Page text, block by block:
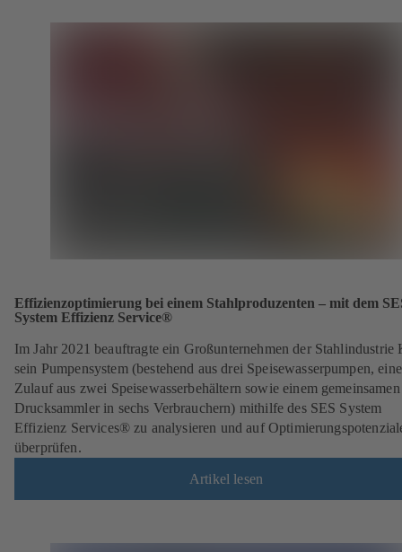
Effizienzoptimierung bei einem Stahlproduzenten – mit dem
System Effizienz Service®
Im Jahr 2021 beauftragte ein Großunternehmen der Stahlindustrie
sein Pumpensystem (bestehend aus drei Speisewasserpumpen,
Zulauf aus zwei Speisewasserbehältern sowie einem gemeinsamen
Drucksammler in sechs Verbrauchern) mithilfe des SES System
Effizienz Services® zu analysieren und auf
überprüfen.
Artikel lesen